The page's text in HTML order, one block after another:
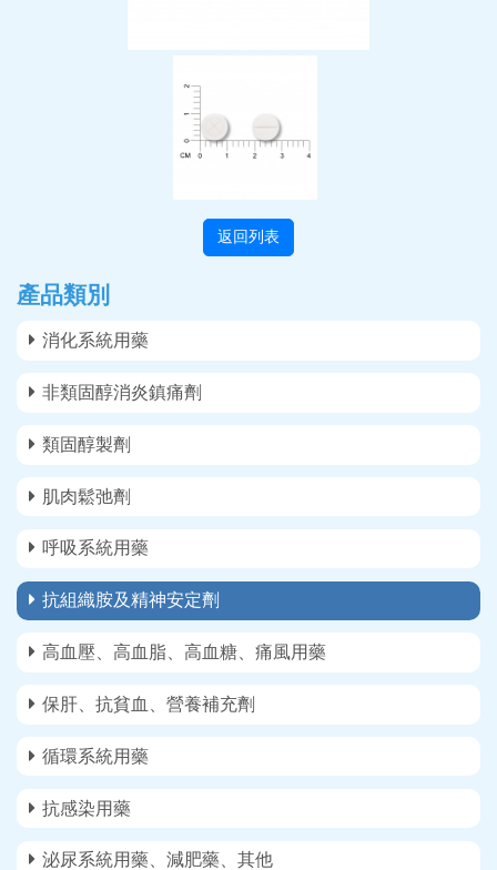
返回列表
產品類別
消化系統用藥
非類固醇消炎鎮痛劑
類固醇製劑
肌肉鬆弛劑
呼吸系統用藥
抗組織胺及精神安定劑
高血壓、高血脂、高血糖、痛風用藥
保肝、抗貧血、營養補充劑
循環系統用藥
抗感染用藥
泌尿系統用藥、減肥藥、其他